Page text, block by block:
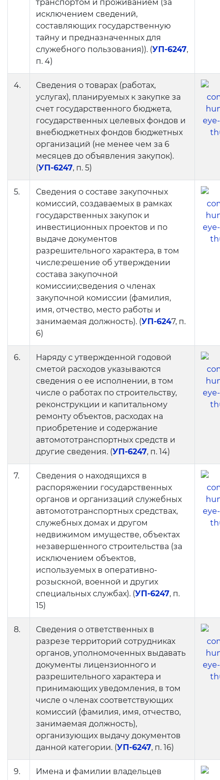
Информационная служба
Пресс релизы
СМИ о Нас
Доклады
Галерея
Видеогалерея
Пресс-служба
Пресс конференции
Конференции
Помощь
Конкурсы
Аккредитация
Инфографика
Korrupsiyaga qarshi kurash
Murojaatlar
Объявления
Открытые данные
Открытый бюджет
ОТКРЫТЫЕ ДАННЫЕ
(УП-6247)
Набор открытых
документов
Документы
транспортом и проживанием (за
исключением сведений,
составляющих государственную
тайну и предназначенных для
служебного пользования)). (УП-6247,
п. 4)
4.
Сведения о товарах (работах,
услугах), планируемых к закупке за
счет государственного бюджета,
государственных целевых фондов и
внебюджетных фондов бюджетных
организаций (не менее чем за 6
месяцев до объявления закупок).
(УП-6247, п. 5)
5.
Сведения о составе закупочных
комиссий, создаваемых в рамках
государственных закупок и
инвестиционных проектов и по
выдаче документов
разрешительного характера, в том
числе:решение об утверждении
состава закупочной
комиссии;сведения о членах
закупочной комиссии (фамилия,
имя, отчество, место работы и
занимаемая должность). (УП-6247, п.
6)
6.
Наряду с утвержденной годовой
сметой расходов указываются
сведения о ее исполнении, в том
числе о работах по строительству,
реконструкции и капитальному
ремонту объектов, расходах на
приобретение и содержание
автомототранспортных средств и
другие сведения. (УП-6247, п. 14)
7.
Сведения о находящихся в
распоряжении государственных
органов и организаций служебных
автомототранспортных средствах,
служебных домах и другом
недвижимом имуществе, объектах
незавершенного строительства (за
исключением объектов,
используемых в оперативно-
розыскной, военной и других
специальных службах). (УП-6247, п.
15)
8.
Сведения о ответственных в
разрезе территорий сотрудниках
органов, уполномоченных выдавать
документы лицензионного и
разрешительного характера и
принимающих уведомления, в том
числе о членах соответствующих
комиссий (фамилия, имя, отчество,
занимаемая должность),
организующих выдачу документов
данной категории. (УП-6247, п. 16)
9.
Имена и фамилии владельцев